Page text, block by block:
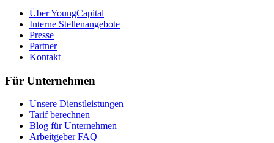
Über YoungCapital
Interne Stellenangebote
Presse
Partner
Kontakt
Für Unternehmen
Unsere Dienstleistungen
Tarif berechnen
Blog für Unternehmen
Arbeitgeber FAQ